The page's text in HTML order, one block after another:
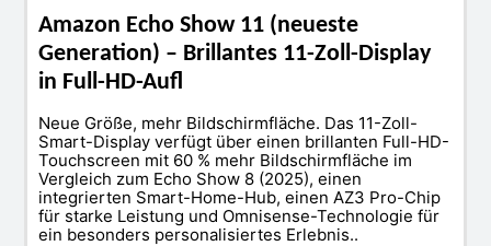
Amazon Echo Show 11 (neueste
Generation) – Brillantes 11-Zoll-Display
in Full-HD-Aufl
Neue Größe, mehr Bildschirmfläche. Das 11-Zoll-
Smart-Display verfügt über einen brillanten Full-HD-
Touchscreen mit 60 % mehr Bildschirmfläche im
Vergleich zum Echo Show 8 (2025), einen
integrierten Smart-Home-Hub, einen AZ3 Pro-Chip
für starke Leistung und Omnisense-Technologie für
ein besonders personalisiertes Erlebnis..